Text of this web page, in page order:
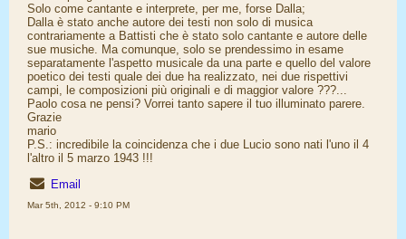
Solo come cantante e interprete, per me, forse Dalla;
Dalla è stato anche autore dei testi non solo di musica
contrariamente a Battisti che è stato solo cantante e autore delle
sue musiche. Ma comunque, solo se prendessimo in esame
separatamente l'aspetto musicale da una parte e quello del valore
poetico dei testi quale dei due ha realizzato, nei due rispettivi
campi, le composizioni più originali e di maggior valore ???...
Paolo cosa ne pensi? Vorrei tanto sapere il tuo illuminato parere.
Grazie
mario
P.S.: incredibile la coincidenza che i due Lucio sono nati l'uno il 4
l'altro il 5 marzo 1943 !!!
Email
Mar 5th, 2012 - 9:10 PM